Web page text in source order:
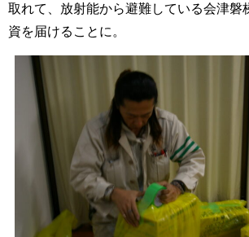
取れて、放射能から避難している会津磐
資を届けることに。